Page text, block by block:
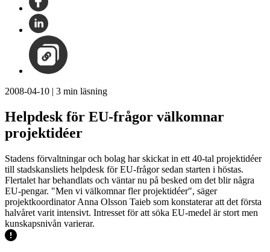
2008-04-10 | 3 min läsning
Helpdesk för EU-frågor välkomnar
projektidéer
Stadens förvaltningar och bolag har skickat in ett 40-tal projektidéer
till stadskansliets helpdesk för EU-frågor sedan starten i höstas.
Flertalet har behandlats och väntar nu på besked om det blir några
EU-pengar. "Men vi välkomnar fler projektidéer", säger
projektkoordinator Anna Olsson Taieb som konstaterar att det första
halvåret varit intensivt. Intresset för att söka EU-medel är stort men
kunskapsnivån varierar.